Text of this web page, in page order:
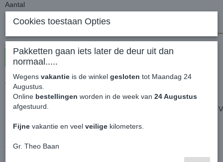
Aantal
In winkelwagen
Volkswagen R Embleem Hoogglans Blauw - Volkswagen Caddy
Het nieuwe R logo van rond 2020 wat veel al gebruikt word voor de
Heeft een volledige hoogglans blauwe afwerking. (Lapiz Blauw)
Ziet er leuk uit wanneer je je Caddy in R style wilt stylen.
Cookies toestaan Opties
Pakketten gaan iets later de deur uit dan
normaal.....
Wegens vakantie is de winkel gesloten tot Maandag 24
Augustus.
Online bestellingen worden in de week van 24 Augustus
afgestuurd.
Fijne vakantie en veel veilige kilometers.
Gr. Theo Baan